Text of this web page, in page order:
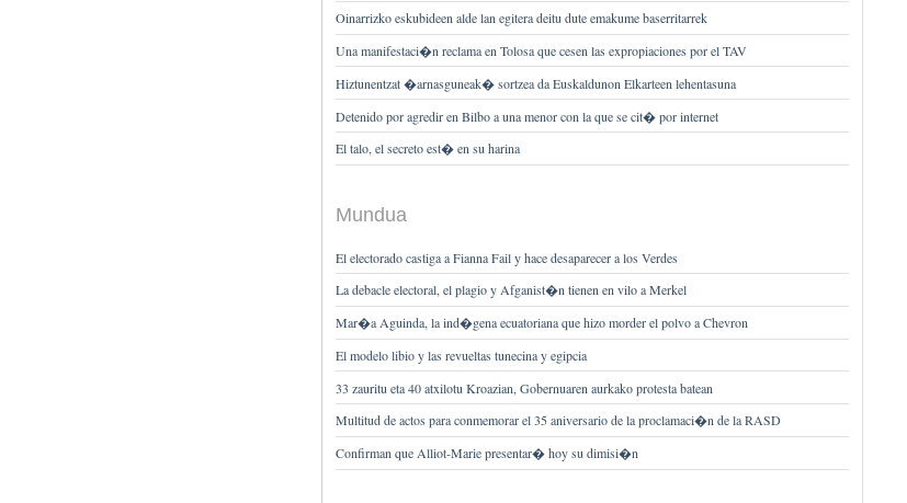
Oinarrizko eskubideen alde lan egitera deitu dute emakume baserritarrek
Una manifestaci�n reclama en Tolosa que cesen las expropiaciones por el TAV
Hiztunentzat �arnasguneak� sortzea da Euskaldunon Elkarteen lehentasuna
Detenido por agredir en Bilbo a una menor con la que se cit� por internet
El talo, el secreto est� en su harina
Mundua
El electorado castiga a Fianna Fail y hace desaparecer a los Verdes
La debacle electoral, el plagio y Afganist�n tienen en vilo a Merkel
Mar�a Aguinda, la ind�gena ecuatoriana que hizo morder el polvo a Chevron
El modelo libio y las revueltas tunecina y egipcia
33 zauritu eta 40 atxilotu Kroazian, Gobernuaren aurkako protesta batean
Multitud de actos para conmemorar el 35 aniversario de la proclamaci�n de la RASD
Confirman que Alliot-Marie presentar� hoy su dimisi�n